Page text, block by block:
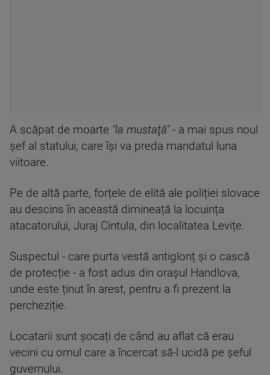
A scăpat de moarte "la mustaţă"- a mai spus noul
șef al statului, care își va preda mandatul luna
viitoare.
Pe de altă parte, forțele de elită ale poliției slovace
au descins în această dimineață la locuința
atacatorului, Juraj Cintula, din localitatea Levițe.
Suspectul - care purta vestă antiglonț și o cască
de protecție - a fost adus din orașul Handlova,
unde este ținut în arest, pentru a fi prezent la
percheziție.
Locatarii sunt șocați de când au aflat că erau
vecini cu omul care a încercat să-l ucidă pe șeful
guvernului.